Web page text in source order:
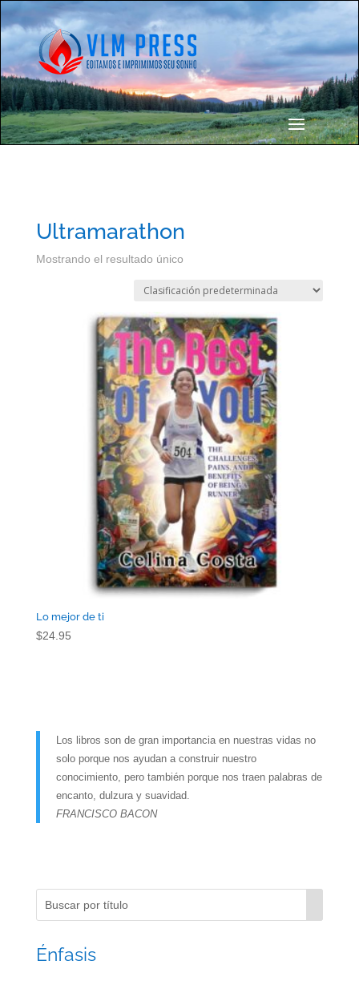
Ultramarathon
Mostrando el resultado único
Lo mejor de ti
$24.95
Los libros son de gran importancia en nuestras vidas no
solo porque nos ayudan a construir nuestro
conocimiento, pero también porque nos traen palabras de
encanto, dulzura y suavidad.
FRANCISCO BACON
Énfasis